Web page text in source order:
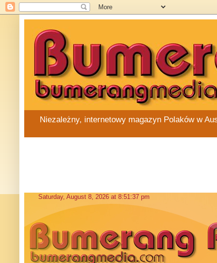
Niezależny, internetowy magazyn Polaków w